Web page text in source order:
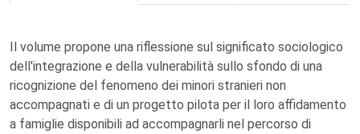
Il volume propone una riflessione sul significato sociologico
dell'integrazione e della vulnerabilità sullo sfondo di una
ricognizione del fenomeno dei minori stranieri non
accompagnati e di un progetto pilota per il loro affidamento
a famiglie disponibili ad accompagnarli nel percorso di